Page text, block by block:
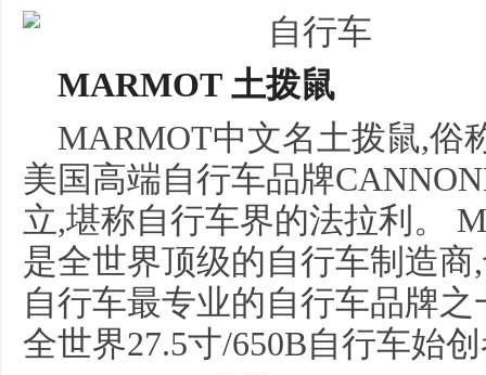
MARMOT 土拨鼠
MARMOT中文名土拨鼠,俗
美国高端自行车品牌
立,堪称自行车界的法拉利。
是全世界顶级的自行车制造
自行车最专业的自行车品牌
全世界27.5寸/650B自行车始